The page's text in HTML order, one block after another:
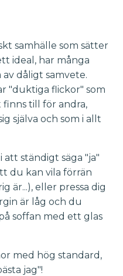
samhälle som sätter
ideal, har många
dåligt samvete.
"duktiga flickor" som
till för andra,
själva och som i allt
att ständigt säga "ja"
du kan vila förrän
är...), eller pressa dig
är låg och du
soffan med ett glas
med hög standard,
jag"!